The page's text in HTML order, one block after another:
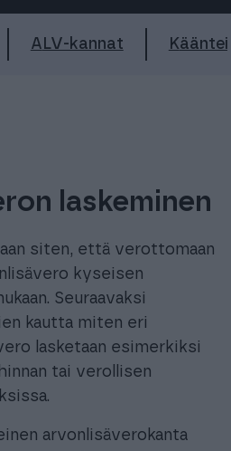
ALV-kannat
laskeminen
siten, että verottomaan
kyseisen
Seuraavaksi
kautta miten eri
lasketaan esimerkiksi
tai verollisen
arvonlisäverokanta